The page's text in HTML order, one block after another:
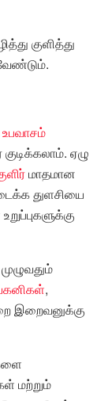
குளித்து
ஏழு
மாதமான
துளசியை
,
இறைவனுக்கு
மற்றும்